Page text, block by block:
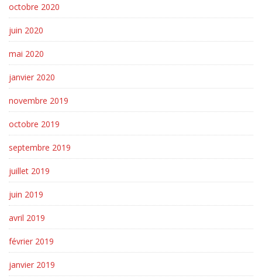
octobre 2020
juin 2020
mai 2020
janvier 2020
novembre 2019
octobre 2019
septembre 2019
juillet 2019
juin 2019
avril 2019
février 2019
janvier 2019